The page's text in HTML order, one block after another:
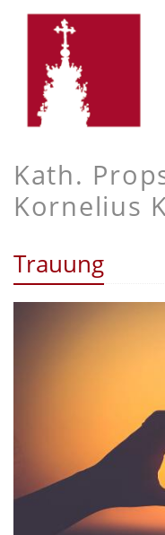
Kath.
Kornelius
Trauung